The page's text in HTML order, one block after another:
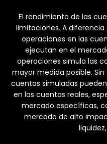
El rendimiento de las
limitaciones. A diferencia
operaciones en las
ejecutan en el
operaciones simula las
mayor medida posible.
cuentas simuladas
en las cuentas reales,
mercado específicas,
mercado de alto